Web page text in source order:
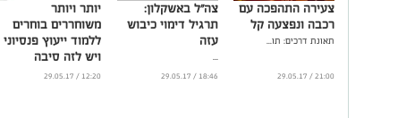
צעירה התהפכה עם
רכבה ונפצעה קל
תאונת דרכים: תו...
21:00 / 29.05.17
צה"ל באשקלון:
תרגיל דימוי כיבוש
עזה
...
18:46 / 29.05.17
יותר ויותר
משוחררים בוחרים
ללמוד ייעוץ פנסיוני
ויש לזה סיבה
...
12:20 / 29.05.17